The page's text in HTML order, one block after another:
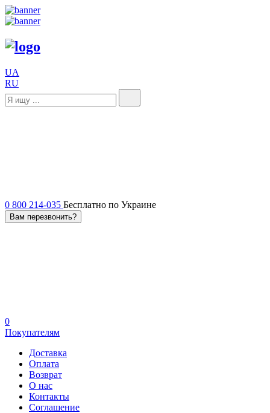
UA
RU
0 800 214-035 Бесплатно по Украине
Вам перезвонить?
0
Покупателям
Доставка
Оплата
Возврат
О нас
Контакты
Соглашение